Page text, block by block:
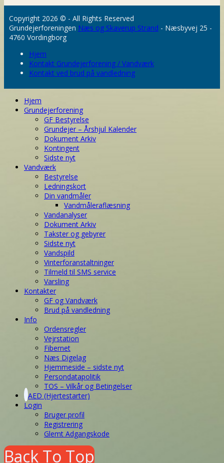
Copyright 2026 © - All Rights Reserved
Grundejerforeningen Næs og Skaverup Strand - Næsbyvej 25 -
4760 Vordingborg
Hjem
Kontakt Grundejerforening / Vandværk
Kontakt ved brud på vandledning
Hjem
Grundejerforening
GF Bestyrelse
Grundejer – Årshjul Kalender
Dokument Arkiv
Kontingent
Sidste nyt
Vandværk
Bestyrelse
Ledningskort
Din vandmåler
Vandmåleraflæsning
Vandanalyser
Dokument Arkiv
Takster og gebyrer
Sidste nyt
Vandspild
Vinterforanstaltninger
Tilmeld til SMS service
Varsling
Kontakter
GF og Vandværk
Brud på vandledning
Info
Ordensregler
Vejrstation
Fibernet
Næs Digelag
Hjemmeside – sidste nyt
Persondatapolitik
TOS – Vilkår og Betingelser
AED (Hjertestarter)
Login
Bruger profil
Registrering
Glemt Adgangskode
Back To Top